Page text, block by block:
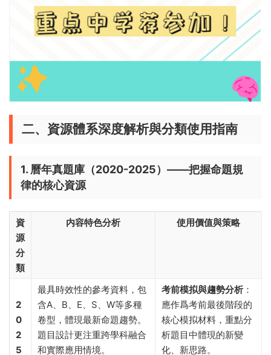
二、資源體系深度解析與分類使用指南
1. 曆年真題庫（2020-2025）——把握命題規
律的核心資源
資
源
分
類
内容特色分析 使用價值與策略
2
0
2
5
最具時效性的參考資料，包
含A、B、E、S、W等多種
卷型，體現最新命題趨勢。
題目設計更注重跨學科融合
和實際應用情境。
考前模拟與趨勢分析 ​：
應作爲考前最後階段的
核心模拟材料，重點分
析題目中體現的新變
化、新思路。